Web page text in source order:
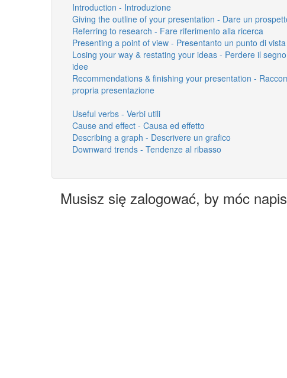
Introduction - Introduzione
Giving the outline of your presentation - Dare un
Referring to research - Fare riferimento alla ricerca
Presenting a point of view - Presentanto un punto di vista
Losing your way & restating your ideas - Perdere il
idee
Recommendations & finishing your presentation -
propria presentazione
Useful verbs - Verbi utili
Cause and effect - Causa ed effetto
Describing a graph - Descrivere un grafico
Downward trends - Tendenze al ribasso
Musisz się zalogować, by móc